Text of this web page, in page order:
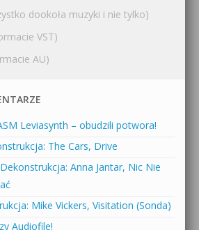
dookoła muzyki i nie tylko)
VST)
AU)
Leviasynth – obudzili potwora!
The Cars, Drive
Dekonstrukcja: Anna Jantar, Nic Nie
Mike Vickers, Visitation (Sonda)
Audiofile!